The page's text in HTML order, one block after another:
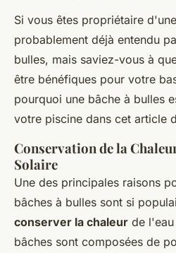
Si vous êtes propriétaire
probablement déjà entendu
bulles, mais saviez-vous à
être bénéfiques pour votre
pourquoi une bâche à bulles
votre piscine dans cet article
Conservation de la
Solaire
Une des principales raisons
bâches à bulles sont si
conserver la chaleur de
bâches sont composées de